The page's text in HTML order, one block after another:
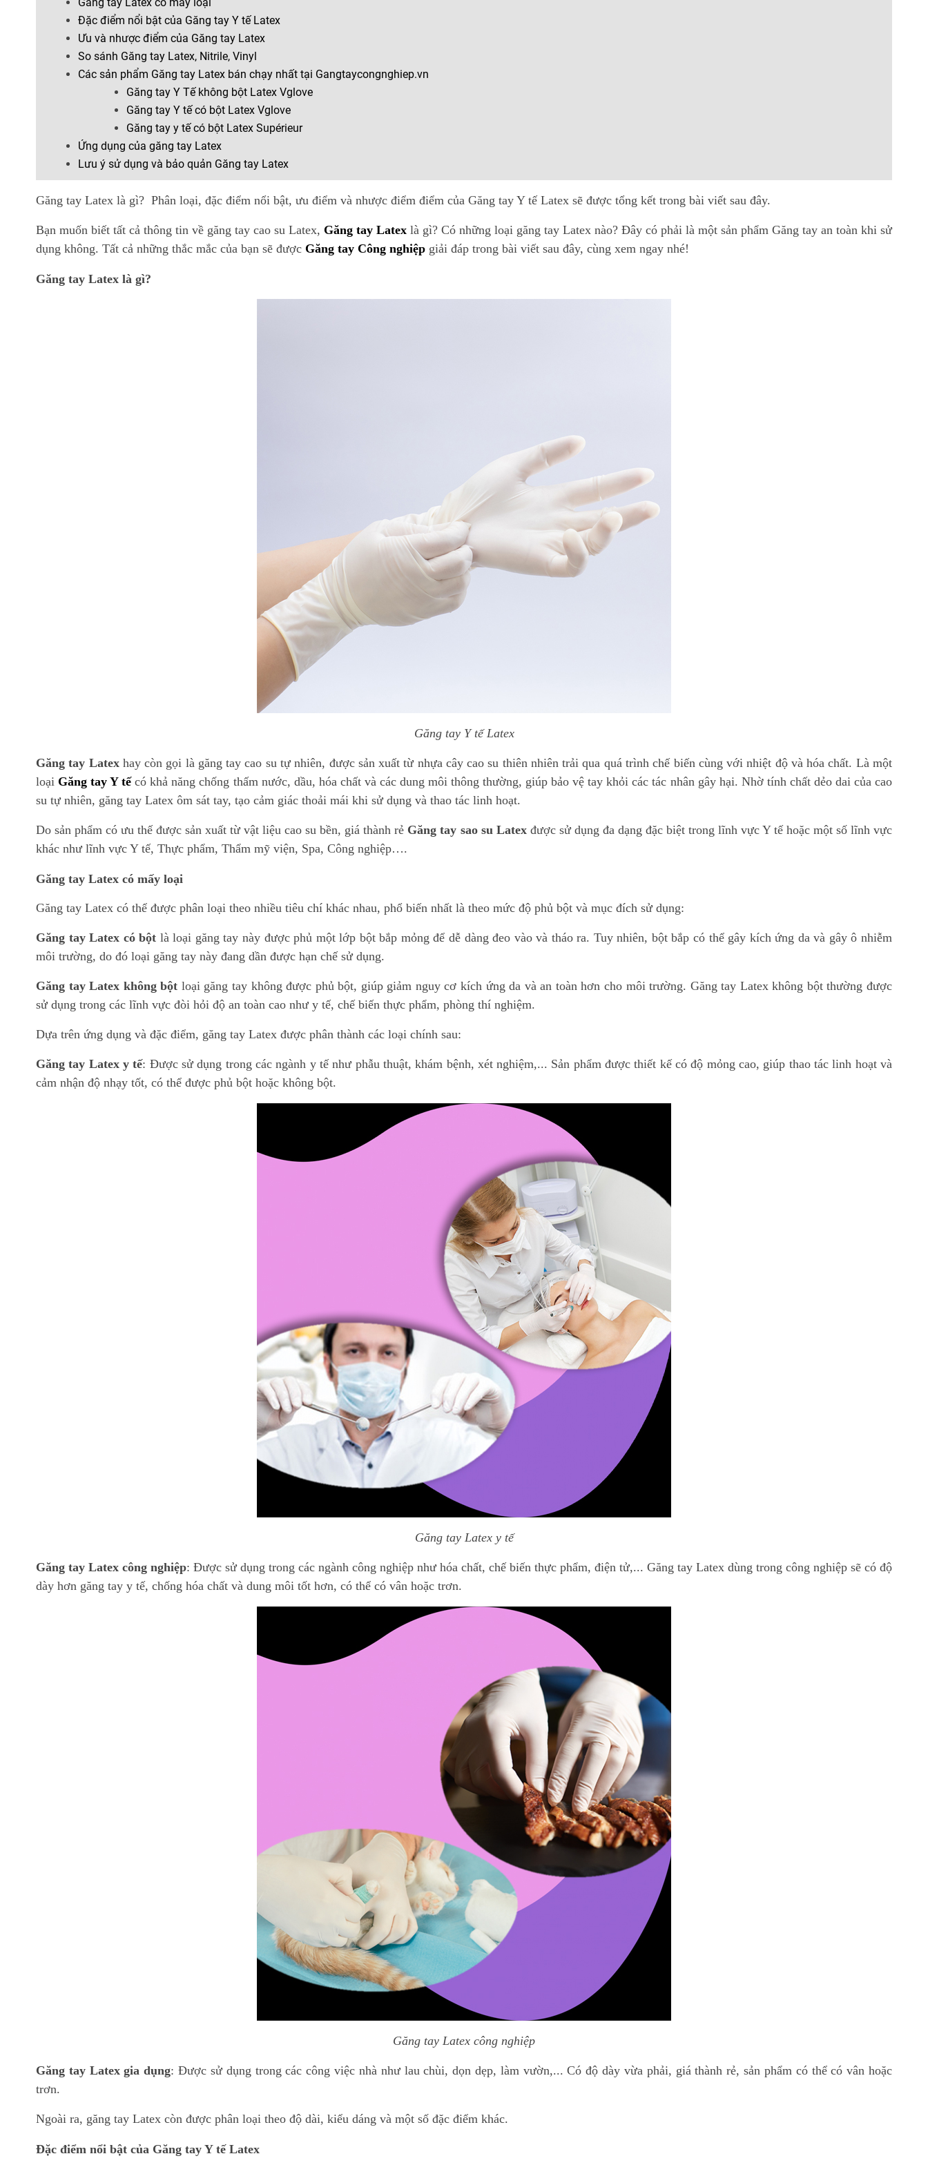
Đặc điểm nổi bật của Găng tay Y tế Latex
Ưu và nhược điểm của Găng tay Latex
So sánh Găng tay Latex, Nitrile, Vinyl
Các sản phẩm Găng tay Latex bán chạy nhất tại Gangtaycongnghiep.vn
Găng tay Y Tế không bột Latex Vglove
Găng tay Y tế có bột Latex Vglove
Găng tay y tế có bột Latex Supérieur
Ứng dụng của găng tay Latex
Lưu ý sử dụng và bảo quản Găng tay Latex
Găng tay Latex là gì? Phân loại, đặc điểm nổi bật, ưu điểm và nhược điểm điểm của Găng tay Y tế Latex sẽ được tổng kết trong bài viết sau đây.
Bạn muốn biết tất cả thông tin về găng tay cao su Latex, Găng tay Latex là gì? Có những loại găng tay Latex nào? Đây có phải là một sản phẩm Găng tay an toàn khi sử
dụng không. Tất cả những thắc mắc của bạn sẽ được Găng tay Công nghiệp giải đáp trong bài viết sau đây, cùng xem ngay nhé!
Găng tay Latex là gì?
Găng tay Y tế Latex
Găng tay Latex hay còn gọi là găng tay cao su tự nhiên, được sản xuất từ nhựa cây cao su thiên nhiên trải qua quá trình chế biến cùng với nhiệt độ và hóa chất. Là một
loại Găng tay Y tếcó khả năng chống thấm nước, dầu, hóa chất và các dung môi thông thường, giúp bảo vệ tay khỏi các tác nhân gây hại. Nhờ tính chất dẻo dai của cao
su tự nhiên, găng tay Latex ôm sát tay, tạo cảm giác thoải mái khi sử dụng và thao tác linh hoạt.
Do sản phẩm có ưu thế được sản xuất từ vật liệu cao su bền, giá thành rẻ Găng tay sao su Latexđược sử dụng đa dạng đặc biệt trong lĩnh vực Y tế hoặc một số lĩnh vực
khác như lĩnh vực Y tế, Thực phẩm, Thẩm mỹ viện, Spa, Công nghiệp….
Găng tay Latex có mấy loại
Găng tay Latex có thể được phân loại theo nhiều tiêu chí khác nhau, phổ biến nhất là theo mức độ phủ bột và mục đích sử dụng:
Găng tay Latex có bột là loại găng tay này được phủ một lớp bột bắp mỏng để dễ dàng đeo vào và tháo ra. Tuy nhiên, bột bắp có thể gây kích ứng da và gây ô nhiễm
môi trường, do đó loại găng tay này đang dần được hạn chế sử dụng.
Găng tay Latex không bột loại găng tay không được phủ bột, giúp giảm nguy cơ kích ứng da và an toàn hơn cho môi trường. Găng tay Latex không bột thường được
sử dụng trong các lĩnh vực đòi hỏi độ an toàn cao như y tế, chế biến thực phẩm, phòng thí nghiệm.
Dựa trên ứng dụng và đặc điểm, găng tay Latex được phân thành các loại chính sau:
Găng tay Latex y tế: Được sử dụng trong các ngành y tế như phẫu thuật, khám bệnh, xét nghiệm,... Sản phẩm được thiết kế có độ mỏng cao, giúp thao tác linh hoạt và
cảm nhận độ nhạy tốt, có thể được phủ bột hoặc không bột.
Găng tay Latex y tế
Găng tay Latex công nghiệp: Được sử dụng trong các ngành công nghiệp như hóa chất, chế biến thực phẩm, điện tử,... Găng tay Latex dùng trong công nghiệp sẽ có độ
dày hơn găng tay y tế, chống hóa chất và dung môi tốt hơn, có thể có vân hoặc trơn.
Găng tay Latex công nghiệp
Găng tay Latex gia dụng: Được sử dụng trong các công việc nhà như lau chùi, dọn dẹp, làm vườn,... Có độ dày vừa phải, giá thành rẻ, sản phẩm có thể có vân hoặc
trơn.
Ngoài ra, găng tay Latex còn được phân loại theo độ dài, kiểu dáng và một số đặc điểm khác.
Đặc điểm nổi bật của Găng tay Y tế Latex